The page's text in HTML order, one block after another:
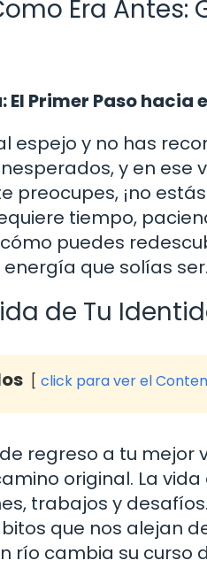
Era
El Primer Paso hacia
espejo y no has
y en ese
preocupes, ¡no
tiempo,
puedes
que solías ser.
de Tu
click para ver el
regreso a tu mejor
original. La
trabajos y
que nos alejan
río cambia su